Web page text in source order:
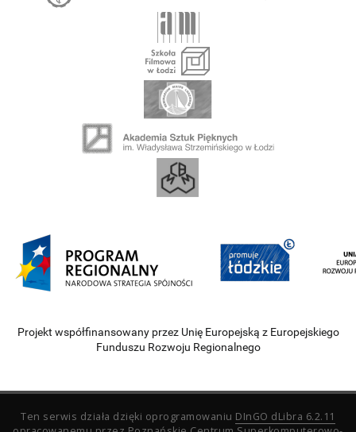
Projekt współfinansowany przez Unię Europejską z Europejskiego
Funduszu Rozwoju Regionalnego
Ten serwis działa dzięki oprogramowaniu DInGO dLibra 6.2.11